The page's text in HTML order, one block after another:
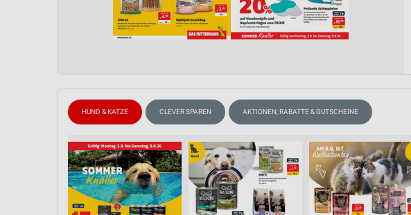
HUND & KATZE CLEVER SPAREN AKTIONEN, RABATTE & GUTSCHEINE